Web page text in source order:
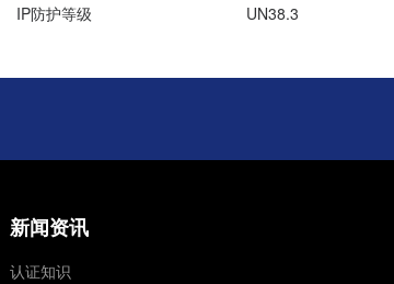
IP防护等级 UN38.3
新闻资讯
认证知识